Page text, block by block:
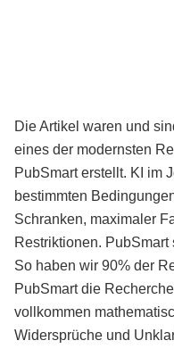
Die Artikel waren und
eines der modernsten
PubSmart erstellt. KI im
bestimmten
Schranken, maximaler
Restriktionen. PubSmart
So haben wir 90% der
PubSmart die
vollkommen
Widersprüche und